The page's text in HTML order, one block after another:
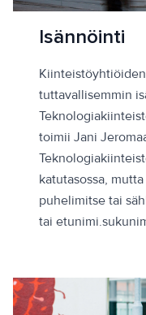
Isännöinti
tuttavallisemmin
toimii Jani
katutasossa,
puhelimitse tai
tai